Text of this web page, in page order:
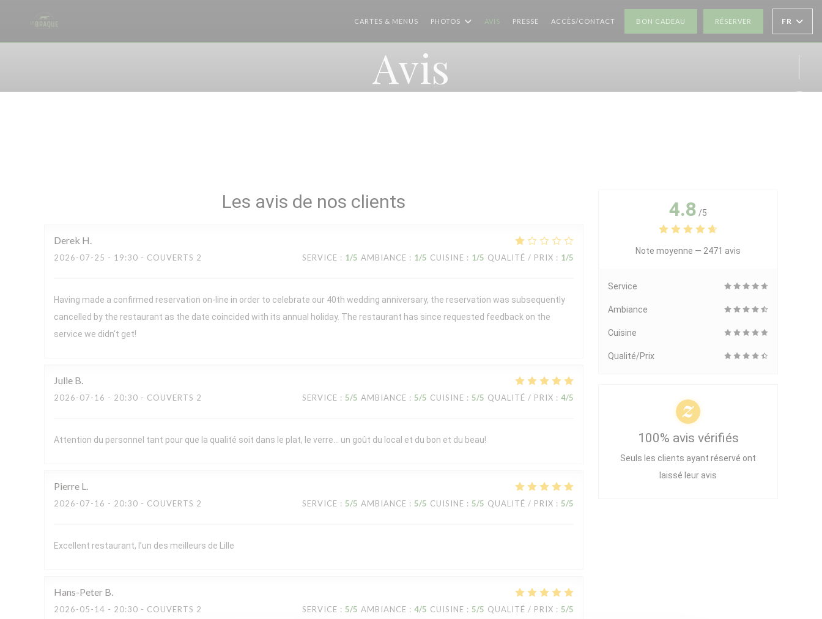
CARTES & MENUS PHOTOS AVIS PRESSE RÉSERVER ((OUVRE UNE
BON CADEAU ((OUVRE UNE NOUVELLE FENÊTRE))
ACCÈS/CONTACT FR
Avis
Les avis de nos clients
Derek H
2026-07-25 - 19:30 - COUVERTS 2 SERVICE : 1/5 AMBIANCE : 1/5 CUISINE : 1/5 QUALITÉ / PRIX : 1/5
Having made a confirmed reservation on-line in order to celebrate our 40th wedding anniversary, the reservation was subsequently
cancelled by the restaurant as the date coincided with its annual holiday. The restaurant has since requested feedback on the
service we didn't get!
Julie B
2026-07-16 - 20:30 - COUVERTS 2 SERVICE : 5/5 AMBIANCE : 5/5 CUISINE : 5/5 QUALITÉ / PRIX : 4/5
Attention du personnel tant pour que la qualité soit dans le plat, le verre… un goût du local et du bon et du beau!
Pierre L
2026-07-16 - 20:30 - COUVERTS 2 SERVICE : 5/5 AMBIANCE : 5/5 CUISINE : 5/5 QUALITÉ / PRIX : 5/5
Excellent restaurant, l’un des meilleurs de Lille
Hans-Peter B
2026-05-14 - 20:30 - COUVERTS 2 SERVICE : 5/5 AMBIANCE : 4/5 CUISINE : 5/5 QUALITÉ / PRIX : 5/5
4.8 /5
Note moyenne — 2471 avis
Service
Ambiance
Cuisine
Qualité/Prix
100% avis vérifiés
Seuls les clients ayant réservé ont
laissé leur avis